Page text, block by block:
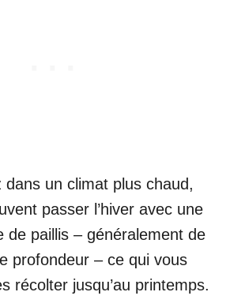
dans un climat plus chaud,
passer l’hiver avec une
de paillis – généralement de
profondeur – ce qui vous
récolter jusqu’au printemps.